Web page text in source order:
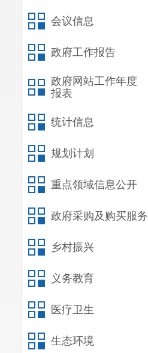
会议信息
政府工作报告
政府网站工作年度
报表
统计信息
规划计划
重点领域信息公开
政府采购及购买服务
乡村振兴
义务教育
医疗卫生
生态环境